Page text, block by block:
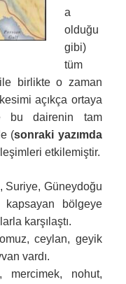
a
olduğu
gibi)
tüm
birlikte o zaman
açıkça ortaya
bu dairenin tam
(sonraki yazımda
etkilemiştir.
Suriye, Güneydoğu
kapsayan bölgeye
karşılaştı.
ceylan, geyik
vardı.
mercimek, nohut,